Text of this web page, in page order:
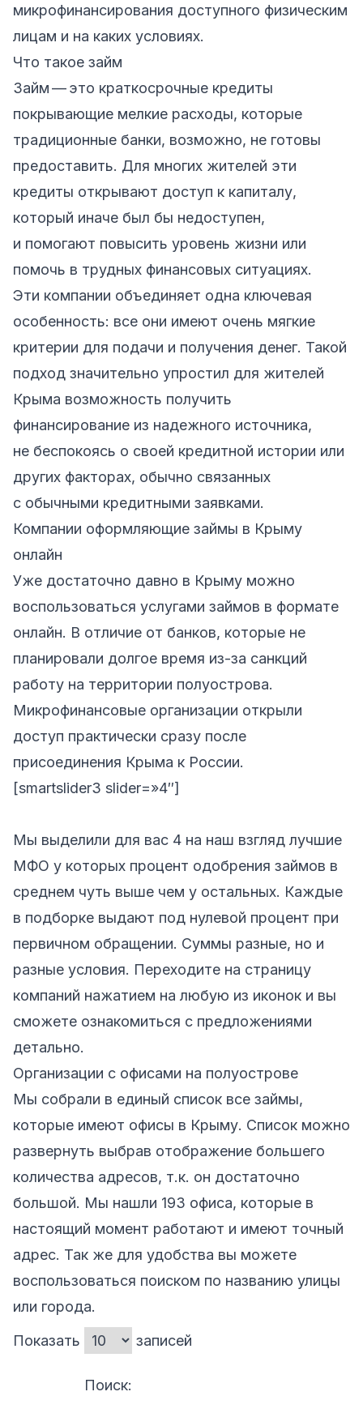
микрофинансирования доступного физическим
лицам и на каких условиях.
Что такое займ
Займ — это краткосрочные кредиты
покрывающие мелкие расходы, которые
традиционные банки, возможно, не готовы
предоставить. Для многих жителей эти
кредиты открывают доступ к капиталу,
который иначе был бы недоступен,
и помогают повысить уровень жизни или
помочь в трудных финансовых ситуациях.
Эти компании объединяет одна ключевая
особенность: все они имеют очень мягкие
критерии для подачи и получения денег. Такой
подход значительно упростил для жителей
Крыма возможность получить
финансирование из надежного источника,
не беспокоясь о своей кредитной истории или
других факторах, обычно связанных
с обычными кредитными заявками.
Компании оформляющие займы в Крыму
онлайн
Уже достаточно давно в Крыму можно
воспользоваться услугами займов в формате
онлайн. В отличие от банков, которые не
планировали долгое время из-за санкций
работу на территории полуострова.
Микрофинансовые организации открыли
доступ практически сразу после
присоединения Крыма к России.
[smartslider3 slider=»4″]
Мы выделили для вас 4 на наш взгляд лучшие
МФО у которых процент одобрения займов в
среднем чуть выше чем у остальных. Каждые
в подборке выдают под нулевой процент при
первичном обращении. Суммы разные, но и
разные условия. Переходите на страницу
компаний нажатием на любую из иконок и вы
сможете ознакомиться с предложениями
детально.
Организации с офисами на полуострове
Мы собрали в единый список все займы,
которые имеют офисы в Крыму. Список можно
развернуть выбрав отображение большего
количества адресов, т.к. он достаточно
большой. Мы нашли 193 офиса, которые в
настоящий момент работают и имеют точный
адрес. Так же для удобства вы можете
воспользоваться поиском по названию улицы
или города.
Показать
записей
Поиск: